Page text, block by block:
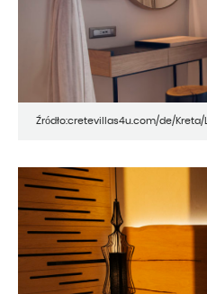
Źródło:cretevillas4u.com/de/